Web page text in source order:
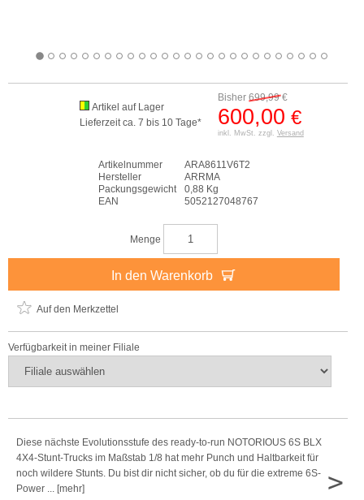
Bisher 699,99€
600,00 €
inkl. MwSt. zzgl. Versand
Artikel auf Lager
Lieferzeit ca. 7 bis 10 Tage*
Artikelnummer
ARA8611V6T2
Hersteller
ARRMA
Packungsgewicht
0,88 Kg
EAN
5052127048767
Menge
In den Warenkorb
Auf den Merkzettel
Verfügbarkeit in meiner Filiale
Diese nächste Evolutionsstufe des ready-to-run NOTORIOUS 6S BLX
4X4-Stunt-Trucks im Maßstab 1/8 hat mehr Punch und Haltbarkeit für
noch wildere Stunts. Du bist dir nicht sicher, ob du für die extreme 6S-
Power ... [mehr]
>